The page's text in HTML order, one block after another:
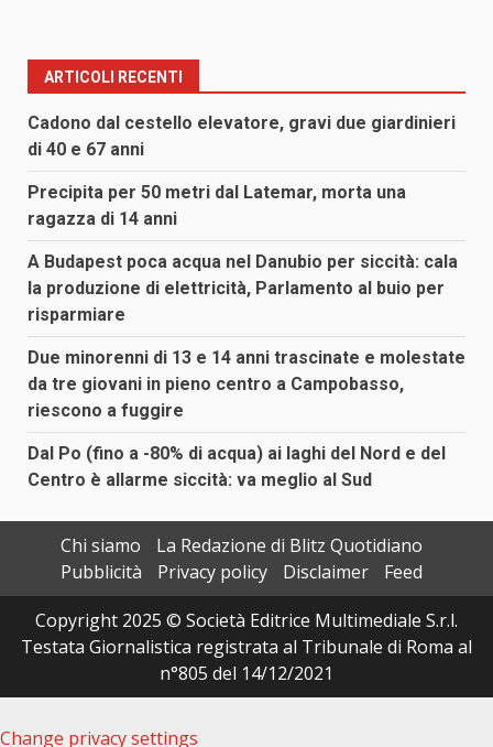
ARTICOLI RECENTI
Cadono dal cestello elevatore, gravi due giardinieri
di 40 e 67 anni
Precipita per 50 metri dal Latemar, morta una
ragazza di 14 anni
A Budapest poca acqua nel Danubio per siccità: cala
la produzione di elettricità, Parlamento al buio per
risparmiare
Due minorenni di 13 e 14 anni trascinate e molestate
da tre giovani in pieno centro a Campobasso,
riescono a fuggire
Dal Po (fino a -80% di acqua) ai laghi del Nord e del
Centro è allarme siccità: va meglio al Sud
Chi siamo
La Redazione di Blitz Quotidiano
Pubblicità
Privacy policy Disclaimer
Feed
Copyright 2025 © Società Editrice Multimediale S.r.l.
Testata Giornalistica registrata al Tribunale di Roma al
n°805 del 14/12/2021
Change privacy settings